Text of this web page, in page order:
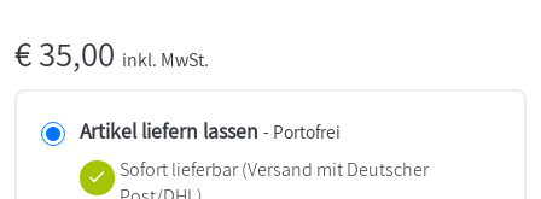
€35,00 inkl. MwSt.
Artikel liefern lassen - Portofrei
Sofort lieferbar(Versand mit Deutscher